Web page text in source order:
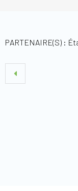
PARTENAIRE(S) :